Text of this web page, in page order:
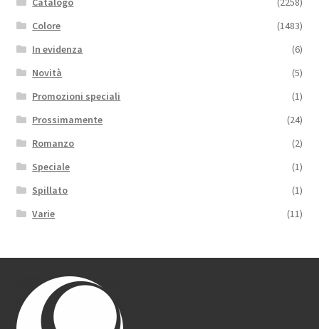
Colore
(1483)
In evidenza
(6)
Novità
(5)
Promozioni speciali
(1)
Prossimamente
(24)
Romanzo
(2)
Speciale
(1)
Spillato
(1)
Varie
(11)